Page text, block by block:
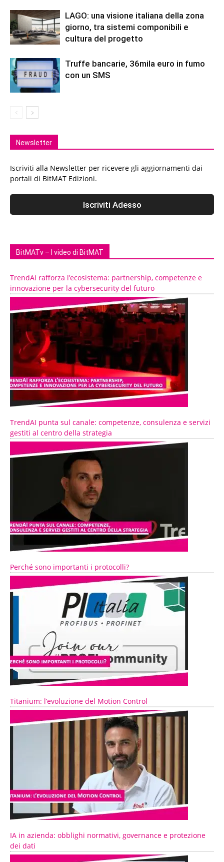
LAGO: una visione italiana della zona
giorno, tra sistemi componibili e
cultura del progetto
Truffe bancarie, 36mila euro in fumo
con un SMS
Newsletter
Iscriviti alla Newsletter per ricevere gli aggiornamenti dai
portali di BitMAT Edizioni.
BitMATv – I video di BitMAT
TrendAI rafforza l’ecosistema: partnership, competenze e
innovazione per la cybersecurity del futuro
TrendAI punta sul canale: competenze, consulenza e servizi
gestiti al centro della strategia
Perché sono importanti i protocolli?
Titanium: l’evoluzione del Motion Control
IA in azienda: obblighi normativi, governance e protezione
dei dati